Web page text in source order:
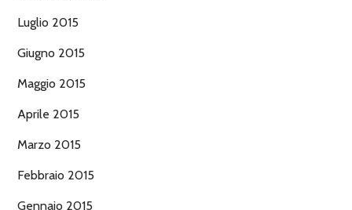
Luglio 2015
Giugno 2015
Maggio 2015
Aprile 2015
Marzo 2015
Febbraio 2015
Gennaio 2015